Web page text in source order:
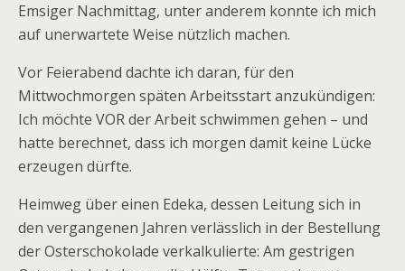
Emsiger Nachmittag, unter anderem konnte ich mich
auf unerwartete Weise nützlich machen.
Vor Feierabend dachte ich daran, für den
Mittwochmorgen späten Arbeitsstart anzukündigen:
Ich möchte VOR der Arbeit schwimmen gehen – und
hatte berechnet, dass ich morgen damit keine Lücke
erzeugen dürfte.
Heimweg über einen Edeka, dessen Leitung sich in
den vergangenen Jahren verlässlich in der Bestellung
der Osterschokolade verkalkulierte: Am gestrigen